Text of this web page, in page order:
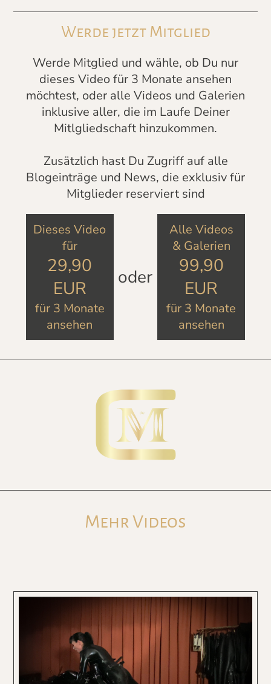
Werde jetzt Mitglied
Werde Mitglied und wähle, ob Du nur
dieses Video für 3 Monate ansehen
möchtest, oder alle Videos und Galerien
inklusive aller, die im Laufe Deiner
Mitlgliedschaft hinzukommen.
Zusätzlich hast Du Zugriff auf alle
Blogeinträge und News, die exklusiv für
Mitglieder reserviert sind
Dieses Video
für
29,90
EUR
für 3 Monate
ansehen
oder
Alle Videos
& Galerien
99,90
EUR
für 3 Monate
ansehen
Mehr Videos